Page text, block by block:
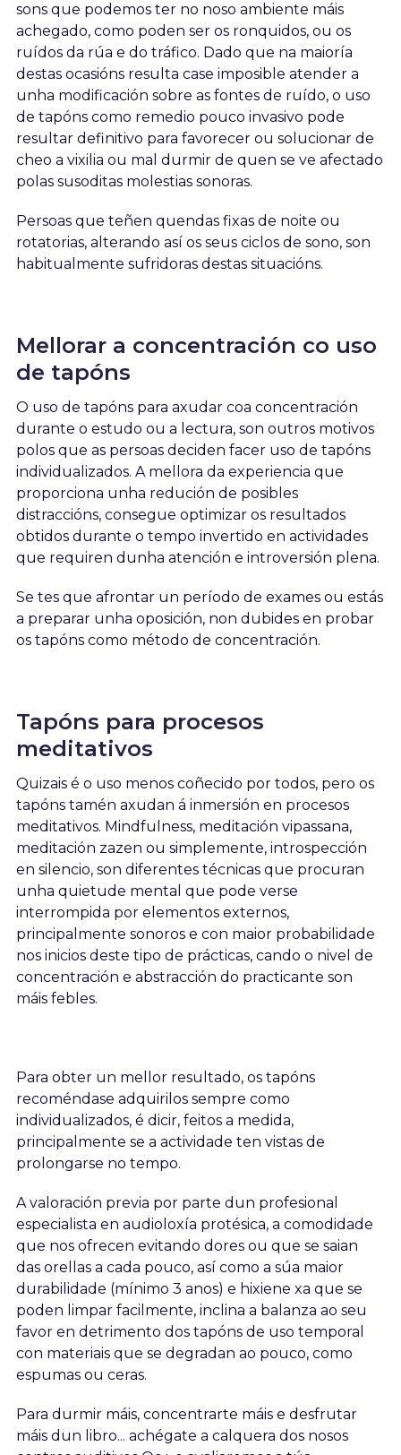
sons que podemos ter no noso ambiente máis
achegado, como poden ser os ronquidos, ou os
ruídos da rúa e do tráfico. Dado que na maioría
destas ocasións resulta case imposible atender a
unha modificación sobre as fontes de ruído, o uso
de tapóns como remedio pouco invasivo pode
resultar definitivo para favorecer ou solucionar de
cheo a vixilia ou mal durmir de quen se ve afectado
polas susoditas molestias sonoras.
Persoas que teñen quendas fixas de noite ou
rotatorias, alterando así os seus ciclos de sono, son
habitualmente sufridoras destas situacións.
Mellorar a concentración co uso
de tapóns
O uso de tapóns para axudar coa concentración
durante o estudo ou a lectura, son outros motivos
polos que as persoas deciden facer uso de tapóns
individualizados. A mellora da experiencia que
proporciona unha redución de posibles
distraccións, consegue optimizar os resultados
obtidos durante o tempo invertido en actividades
que requiren dunha atención e introversión plena.
Se tes que afrontar un período de exames ou estás
a preparar unha oposición, non dubides en probar
os tapóns como método de concentración.
Tapóns para procesos
meditativos
Quizais é o uso menos coñecido por todos, pero os
tapóns tamén axudan á inmersión en procesos
meditativos. Mindfulness, meditación vipassana,
meditación zazen ou simplemente, introspección
en silencio, son diferentes técnicas que procuran
unha quietude mental que pode verse
interrompida por elementos externos,
principalmente sonoros e con maior probabilidade
nos inicios deste tipo de prácticas, cando o nivel de
concentración e abstracción do practicante son
máis febles.
Para obter un mellor resultado, os tapóns
recoméndase adquirilos sempre como
individualizados, é dicir, feitos a medida,
principalmente se a actividade ten vistas de
prolongarse no tempo.
A valoración previa por parte dun profesional
especialista en audioloxía protésica, a comodidade
que nos ofrecen evitando dores ou que se saian
das orellas a cada pouco, así como a súa maior
durabilidade (mínimo 3 anos) e hixiene xa que se
poden limpar facilmente, inclina a balanza ao seu
favor en detrimento dos tapóns de uso temporal
con materiais que se degradan ao pouco, como
espumas ou ceras.
Para durmir máis, concentrarte máis e desfrutar
máis dun libro... achégate a calquera dos nosos